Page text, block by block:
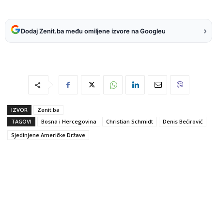
Dodaj Zenit.ba među omiljene izvore na Googleu ›
IZVOR
Zenit.ba
TAGOVI
Bosna i Hercegovina Christian Schmidt
Denis Bećirović
Sjedinjene Američke Države